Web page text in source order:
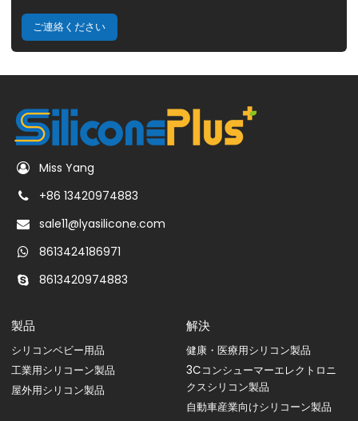
ご連絡ください
Miss Yang
+86 13420974883
sale11@lyasilicone.com
8613424186971
8613420974883
製品
シリコンベビー用品
工業用シリコーン製品
屋外用シリコン製品
解決
健康・医療用シリコン製品
3Cコンシューマーエレクトロニ
クスシリコン製品
自動車産業向けシリコーン製品